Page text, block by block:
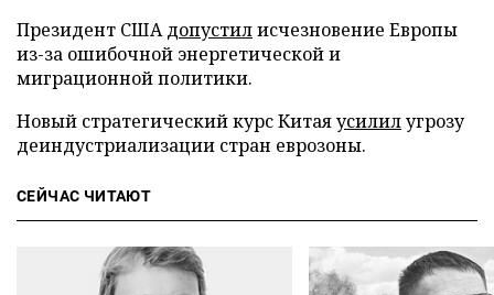
Президент СШАдопустилисчезновение Европы
из-за ошибочной энергетической и
миграционной политики.
Новый стратегический курс Китаяусилилугрозу
деиндустриализации стран еврозоны.
СЕЙЧАС ЧИТАЮТ